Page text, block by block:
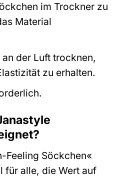
im Trockner zu
Material
der Luft trocknen,
zu erhalten.
Feeling Söckchen«
für alle, die Wert auf